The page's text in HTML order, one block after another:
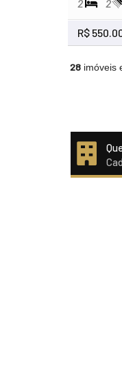
2 2
R$
28 imóveis